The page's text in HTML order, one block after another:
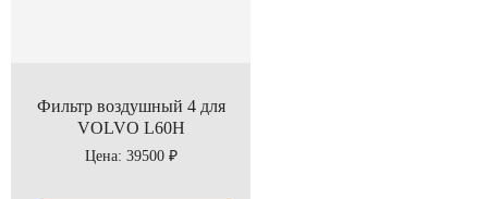
Фильтр воздушный 4 для
VOLVO L60H
Цена: 39500 ₽